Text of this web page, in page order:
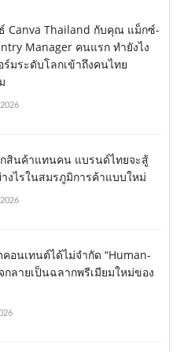
Canva Thailand กับคุณ แม็กซ์-
Manager คนแรก ทำยังไง
มระดับโลกเข้าถึงคนไทย
กสินค้าแทนคน แบรนด์ไทยจะสู้
งไรในสมรภูมิการค้าแบบใหม่
คอนเทนต์ได้ไม่จำกัด “Human-
กลายเป็นฉลากพรีเมียมใหม่ของ